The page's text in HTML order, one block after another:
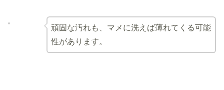
頑固な汚れも、マメに洗えば薄れてくる可能
性があります。